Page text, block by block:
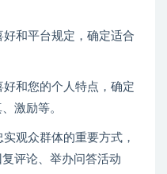
和平台规定，确定适合
和您的个人特点，确定
激励等。
观众群体的重要方式，
评论、举办问答活动